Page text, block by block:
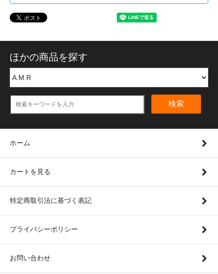
ほかの商品を探す
検索
ホーム
カートを見る
特定商取引法に基づく表記
プライバシーポリシー
お問い合わせ